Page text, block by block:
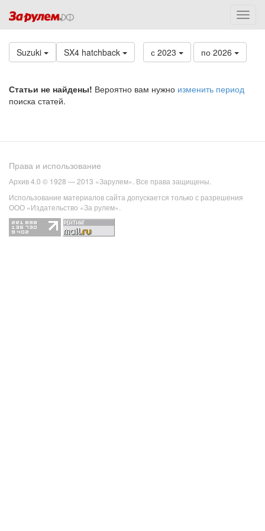
Suzuki SX4 hatchback с 2023 по 2026
Статьи не найдены! Вероятно вам нужно изменить период
поиска статей.
Права и использование
Архив 4.0 © 1928 — 2013 «Зарулем». Все права защищены.
Использование материалов сайта допускается только с разрешения
ООО «Издательство «За рулем».